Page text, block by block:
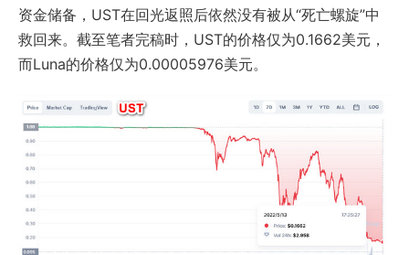
资金储备，UST在回光返照后依然没有被从“死亡螺旋”中
救回来。截至笔者完稿时，UST的价格仅为0.1662美元，
而Luna的价格仅为0.00005976美元。